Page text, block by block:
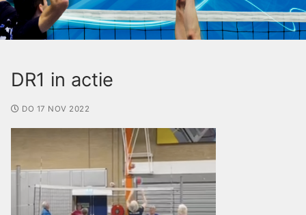
DR1 in actie
DO 17 NOV 2022